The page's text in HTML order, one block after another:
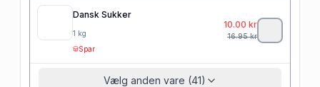
Dansk Sukker
1 kg
Spar
10.00 kr
16.95kr
Vælg anden vare (41)